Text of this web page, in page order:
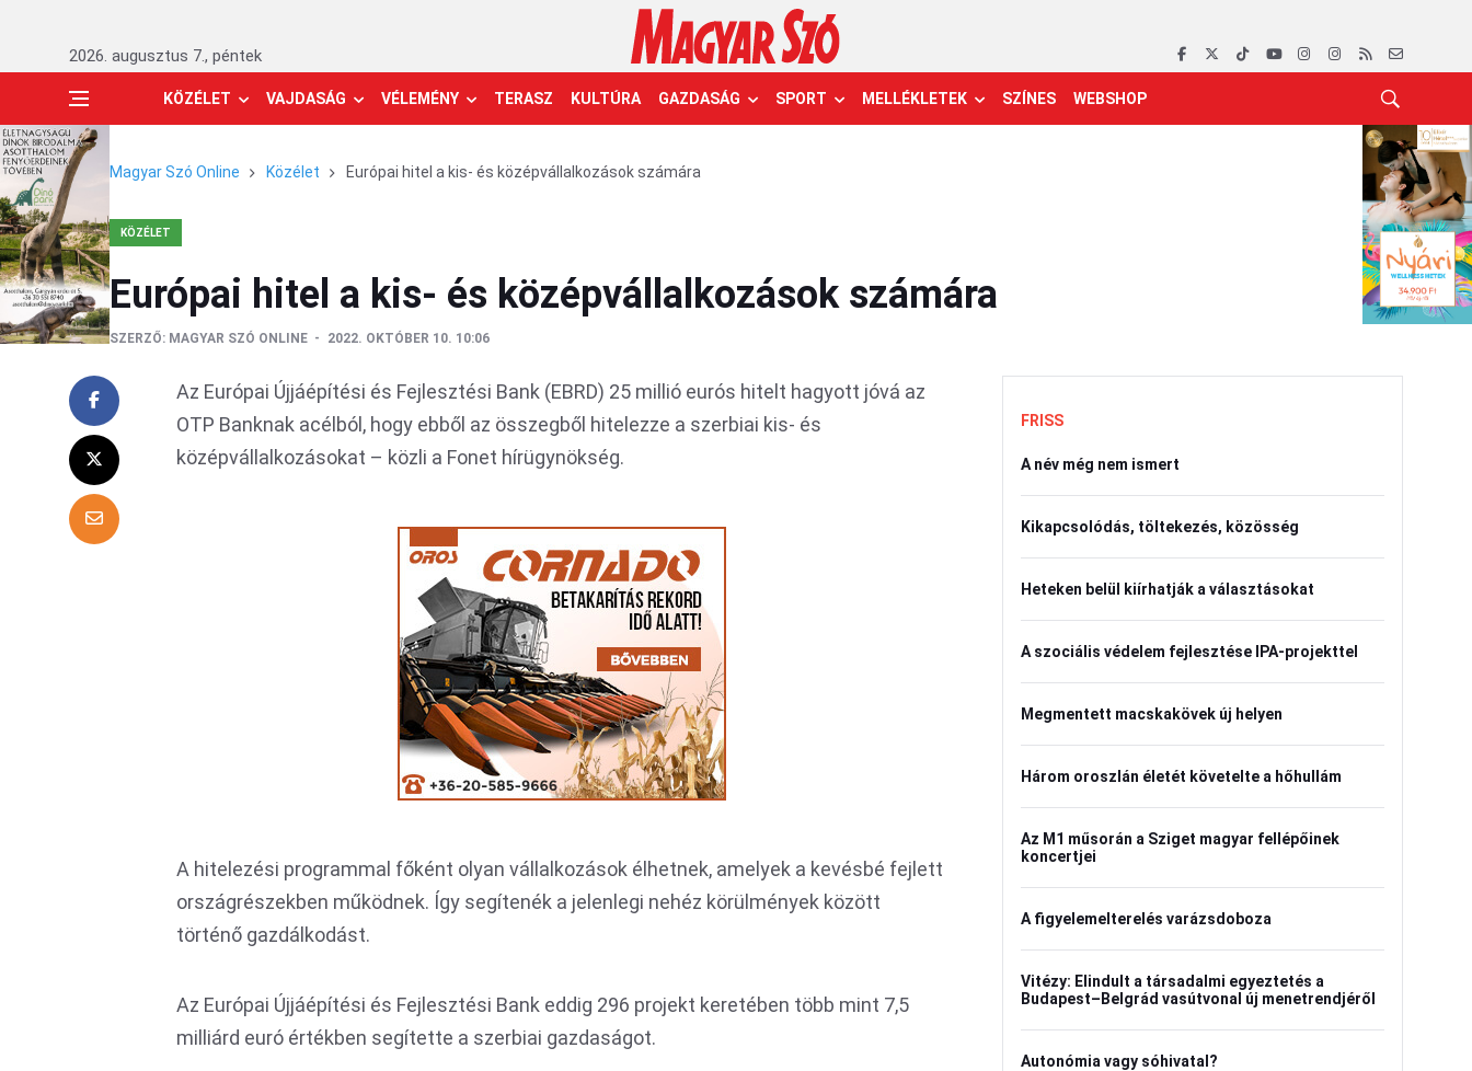
2026. augusztus 7., péntek
KÖZÉLET VAJDASÁG VÉLEMÉNY TERASZ KULTÚRA GAZDASÁG SPORT MELLÉKLETEK SZÍNES WEBSHOP
Magyar Szó Online Közélet Európai hitel a kis- és középvállalkozások számára
KÖZÉLET
Európai hitel a kis- és középvállalkozások számára
SZERZŐ: MAGYAR SZÓ ONLINE 2022. OKTÓBER 10. 10:06
Az Európai Újjáépítési és Fejlesztési Bank (EBRD) 25 millió eurós hitelt hagyott jóvá az
OTP Banknak acélból, hogy ebből az összegből hitelezze a szerbiai kis- és
középvállalkozásokat – közli a Fonet hírügynökség.
A hitelezési programmal főként olyan vállalkozások élhetnek, amelyek a kevésbé fejlett
országrészekben működnek. Így segítenék a jelenlegi nehéz körülmények között
történő gazdálkodást.
Az Európai Újjáépítési és Fejlesztési Bank eddig 296 projekt keretében több mint 7,5
milliárd euró értékben segítette a szerbiai gazdaságot.
FRISS
A név még nem ismert
Kikapcsolódás, töltekezés, közösség
Heteken belül kiírhatják a választásokat
A szociális védelem fejlesztése IPA-projekttel
Megmentett macskakövek új helyen
Három oroszlán életét követelte a hőhullám
Az M1 műsorán a Sziget magyar fellépőinek
koncertjei
A figyelemelterelés varázsdoboza
Vitézy: Elindult a társadalmi egyeztetés a
Budapest–Belgrád vasútvonal új menetrendjéről
Autonómia vagy sóhivatal?